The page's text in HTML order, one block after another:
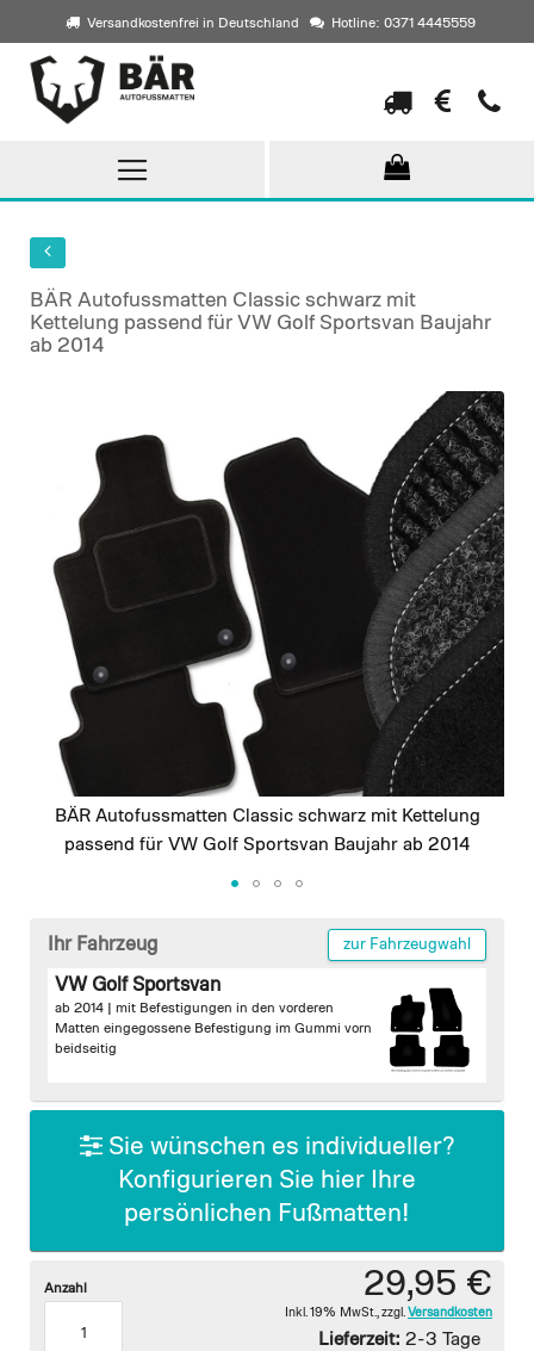
Versandkostenfrei in Deutschland Hotline: 0371 4445559
Direkt
zum
Inhalt
BÄR Autofussmatten Classic schwarz mit
Kettelung passend für VW Golf Sportsvan Baujahr
ab 2014
images
gallery
BÄR Autofussmatten Classic schwarz mit Kettelung
passend für VW Golf Sportsvan Baujahr ab 2014
beginning
gallery
Ihr Fahrzeug zur Fahrzeugwahl
VW Golf Sportsvan
ab 2014 | mit Befestigungen in den vorderen
Matten eingegossene Befestigung im Gummi vorn
beidseitig
Sie wünschen es individueller?
Konfigurieren Sie hier Ihre
persönlichen Fußmatten!
29,95 €
Inkl. 19% MwSt. zzgl. Versandkosten
Lieferzeit: 2-3 Tage
Anzahl